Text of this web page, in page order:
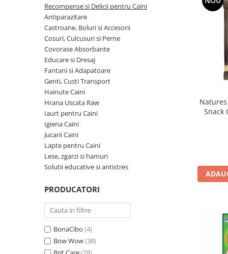
Pro Science
Brit Premium
Hrana Umeda Caini
Taste of the Wild
Inaba Churu
Royal Canin
Brit Premium
Hrana Umeda Pisici
Recompense si Delicii pentru Caini
Antiparazitare
Castroane, Boluri si Accesorii
Cosuri, Culcusuri si Perne
Covorase Absorbante
Educare si Dresaj
Fantani si Adapatoare
Genti, Custi Transport
Hainute Caini
Hrana Uscata Raw
Iaurt pentru Caini
Igiena Caini
Jucarii Caini
Lapte pentru Caini
Lese, zgarzi si hamuri
Solutii educative si antistres
PRODUCATORI
BonaCibo (4)
Bow Wow(38)
Snack